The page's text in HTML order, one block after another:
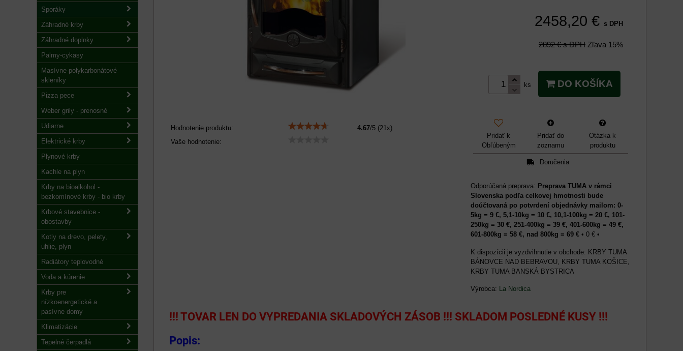
Hodnotenie produktu: 4.67/5 (21x)
Vaše hodnotenie:
2458,20 € s DPH
2892 € s DPH Zľava 15%
ks DO KOŠÍKA
Pridať k
Obľúbeným
Pridať do
zoznamu
Otázka k
produktu
Doručenia
Preprava TUMA v rámci
Slovenska podľa celkovej hmotnosti bude
doúčtovaná po potvrdení objednávky mailom: 0-
5kg = 9 €, 5,1-10kg = 10 €, 10,1-100kg = 20 €, 101-
250kg = 30 €, 251-400kg = 39 €, 401-600kg = 49 €,
601-800kg = 58 €, nad 800kg = 69 € • 0 € •
KRBY TUMA
BÁNOVCE NAD BEBRAVOU, KRBY TUMA KOŠICE,
KRBY TUMA BANSKÁ BYSTRICA
Výrobca: La Nordica
!!! TOVAR LEN DO VYPREDANIA SKLADOVÝCH ZÁSOB !!! SKLADOM POSLEDNÉ KUSY !!!
Popis:
Sporáky
Záhradné krby
Záhradné doplnky
Palmy-cykasy
Masívne polykarbonátové
skleníky
Pizza pece
Weber grily - prenosné
Udiarne
Elektrické krby
Plynové krby
Kachle na plyn
Krby na bioalkohol -
bezkomínové krby - bio krby
Krbové stavebnice -
obostavby
Kotly na drevo, pelety,
uhlie, plyn
Radiátory teplovodné
Voda a kúrenie
Krby pre
nízkoenergetické a
pasívne domy
Klimatizácie
Tepelné čerpadlá